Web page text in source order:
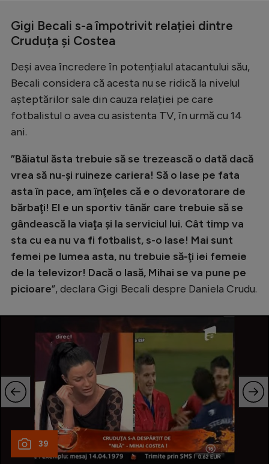
Gigi Becali s-a împotrivit relației dintre
Cruduța și Costea
Deși avea încredere în potențialul atacantului său,
Becali considera că acesta nu se ridică la nivelul
așteptărilor sale din cauza relației pe care
fotbalistul o avea cu asistenta TV, în urmă cu 14
ani.
”Băiatul ăsta trebuie să se trezească o dată dacă
vrea să nu-şi ruineze cariera! Să o lase pe fata
asta în pace, am înţeles că e o devoratorare de
bărbaţi! El e un sportiv tânăr care trebuie să se
gândească la viaţa şi la serviciul lui. Cât timp va
sta cu ea nu va fi fotbalist, s-o lase! Mai sunt
femei pe lumea asta, nu trebuie să-ţi iei femeie
de la televizor! Dacă o lasă, Mihai se va pune pe
picioare”, declara Gigi Becali despre Daniela Crudu.
39